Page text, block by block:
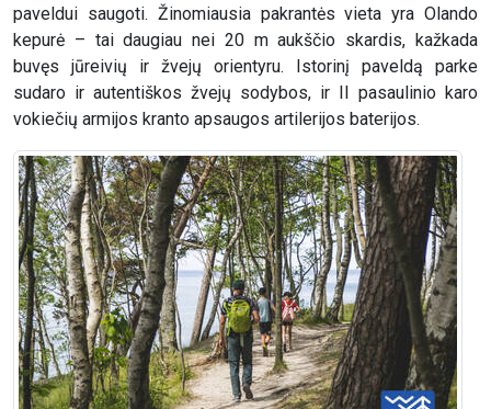
paveldui saugoti. Žinomiausia pakrantės vieta yra Olando
kepurė – tai daugiau nei 20 m aukščio skardis, kažkada
buvęs jūreivių ir žvejų orientyru. Istorinį paveldą parke
sudaro ir autentiškos žvejų sodybos, ir II pasaulinio karo
vokiečių armijos kranto apsaugos artilerijos baterijos.